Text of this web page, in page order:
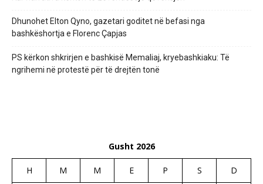
Dhunohet Elton Qyno, gazetari goditet në befasi nga
bashkëshortja e Florenc Çapjas
PS kërkon shkrirjen e bashkisë Memaliaj, kryebashkiaku: Të
ngrihemi në protestë për të drejtën tonë
Gusht 2026
H M M E P S
D